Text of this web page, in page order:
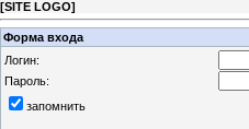
[SITE LOGO]
Форма входа
Логин:
Пароль:
запомнить